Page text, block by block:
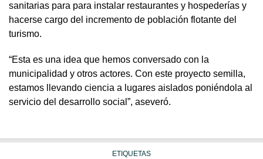
sanitarias para para instalar restaurantes y hospederías y
hacerse cargo del incremento de población flotante del
turismo.
“Esta es una idea que hemos conversado con la
municipalidad y otros actores. Con este proyecto semilla,
estamos llevando ciencia a lugares aislados poniéndola al
servicio del desarrollo social”, aseveró.
ETIQUETAS